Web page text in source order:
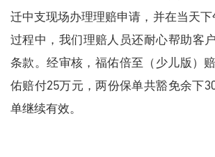
迁中支现场办理理赔申请 ， 并在当天
过程中 ， 我们理赔人员还耐心帮助客
条款。经审核 ， 福佑倍至（少儿版）
佑赔付25万元，两份保单共豁免余下
单继续有效。